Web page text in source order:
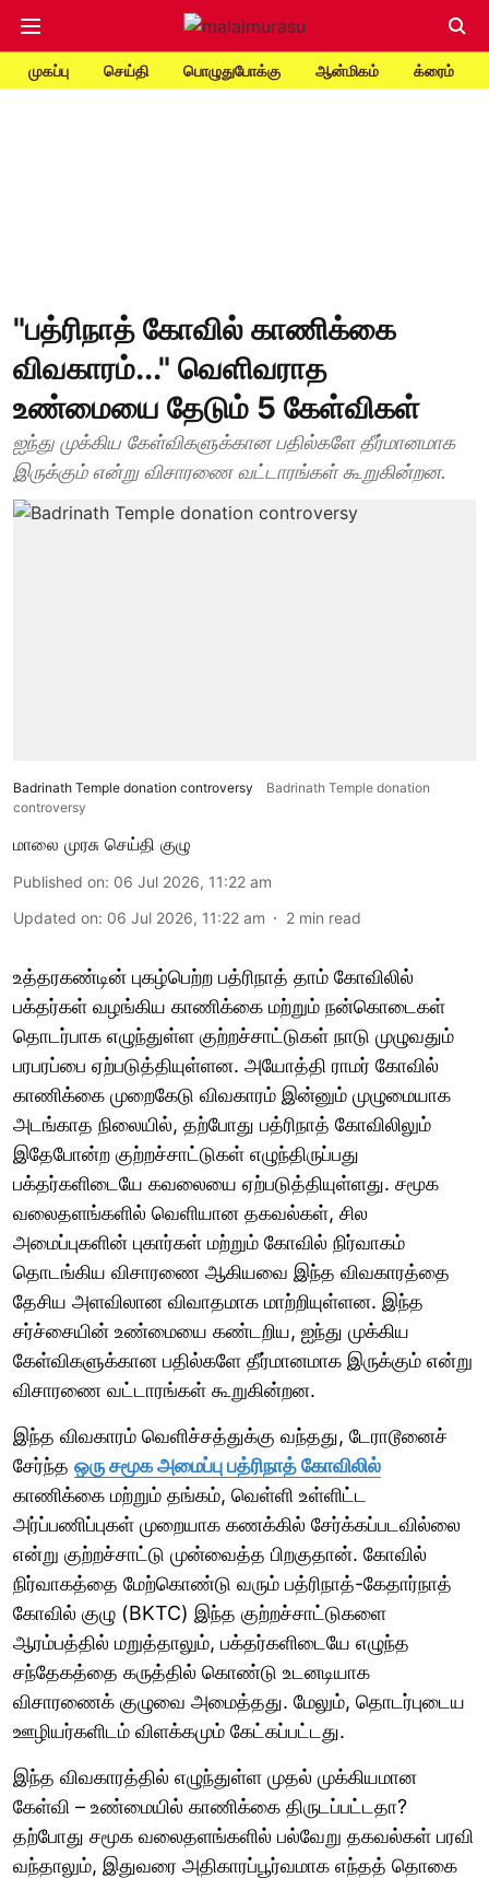
முகப்பு செய்தி பொழுதுபோக்கு ஆன்மிகம் க்ரைம்
"பத்ரிநாத் கோவில் காணிக்கை
விவகாரம்..." வெளிவராத
உண்மையை தேடும் 5 கேள்விகள்
ஐந்து முக்கிய கேள்விகளுக்கான பதில்களே தீர்மானமாக
இருக்கும் என்று விசாரணை வட்டாரங்கள் கூறுகின்றன.
Badrinath Temple donation controversy
Badrinath Temple donation
controversy
மாலை முரசு செய்தி குழு
Published on: 06 Jul 2026, 11:22 am
Updated on: 06 Jul 2026, 11:22 am 2 min read
உத்தரகண்டின் புகழ்பெற்ற பத்ரிநாத் தாம் கோவிலில்
பக்தர்கள் வழங்கிய காணிக்கை மற்றும் நன்கொடைகள்
தொடர்பாக எழுந்துள்ள குற்றச்சாட்டுகள் நாடு முழுவதும்
பரபரப்பை ஏற்படுத்தியுள்ளன. அயோத்தி ராமர் கோவில்
காணிக்கை முறைகேடு விவகாரம் இன்னும் முழுமையாக
அடங்காத நிலையில், தற்போது பத்ரிநாத் கோவிலிலும்
இதேபோன்ற குற்றச்சாட்டுகள் எழுந்திருப்பது
பக்தர்களிடையே கவலையை ஏற்படுத்தியுள்ளது. சமூக
வலைதளங்களில் வெளியான தகவல்கள், சில
அமைப்புகளின் புகார்கள் மற்றும் கோவில் நிர்வாகம்
தொடங்கிய விசாரணை ஆகியவை இந்த விவகாரத்தை
தேசிய அளவிலான விவாதமாக மாற்றியுள்ளன. இந்த
சர்ச்சையின் உண்மையை கண்டறிய, ஐந்து முக்கிய
கேள்விகளுக்கான பதில்களே தீர்மானமாக இருக்கும் என்று
விசாரணை வட்டாரங்கள் கூறுகின்றன.
இந்த விவகாரம் வெளிச்சத்துக்கு வந்தது, டேராடூனைச்
சேர்ந்த ஒரு சமூக அமைப்பு பத்ரிநாத் கோவிலில்
காணிக்கை மற்றும் தங்கம், வெள்ளி உள்ளிட்ட
அர்ப்பணிப்புகள் முறையாக கணக்கில் சேர்க்கப்படவில்லை
என்று குற்றச்சாட்டு முன்வைத்த பிறகுதான். கோவில்
நிர்வாகத்தை மேற்கொண்டு வரும் பத்ரிநாத்-கேதார்நாத்
கோவில் குழு (BKTC) இந்த குற்றச்சாட்டுகளை
ஆரம்பத்தில் மறுத்தாலும், பக்தர்களிடையே எழுந்த
சந்தேகத்தை கருத்தில் கொண்டு உடனடியாக
விசாரணைக் குழுவை அமைத்தது. மேலும், தொடர்புடைய
ஊழியர்களிடம் விளக்கமும் கேட்கப்பட்டது.
இந்த விவகாரத்தில் எழுந்துள்ள முதல் முக்கியமான
கேள்வி – உண்மையில் காணிக்கை திருடப்பட்டதா?
தற்போது சமூக வலைதளங்களில் பல்வேறு தகவல்கள் பரவி
வந்தாலும், இதுவரை அதிகாரப்பூர்வமாக எந்தத் தொகை